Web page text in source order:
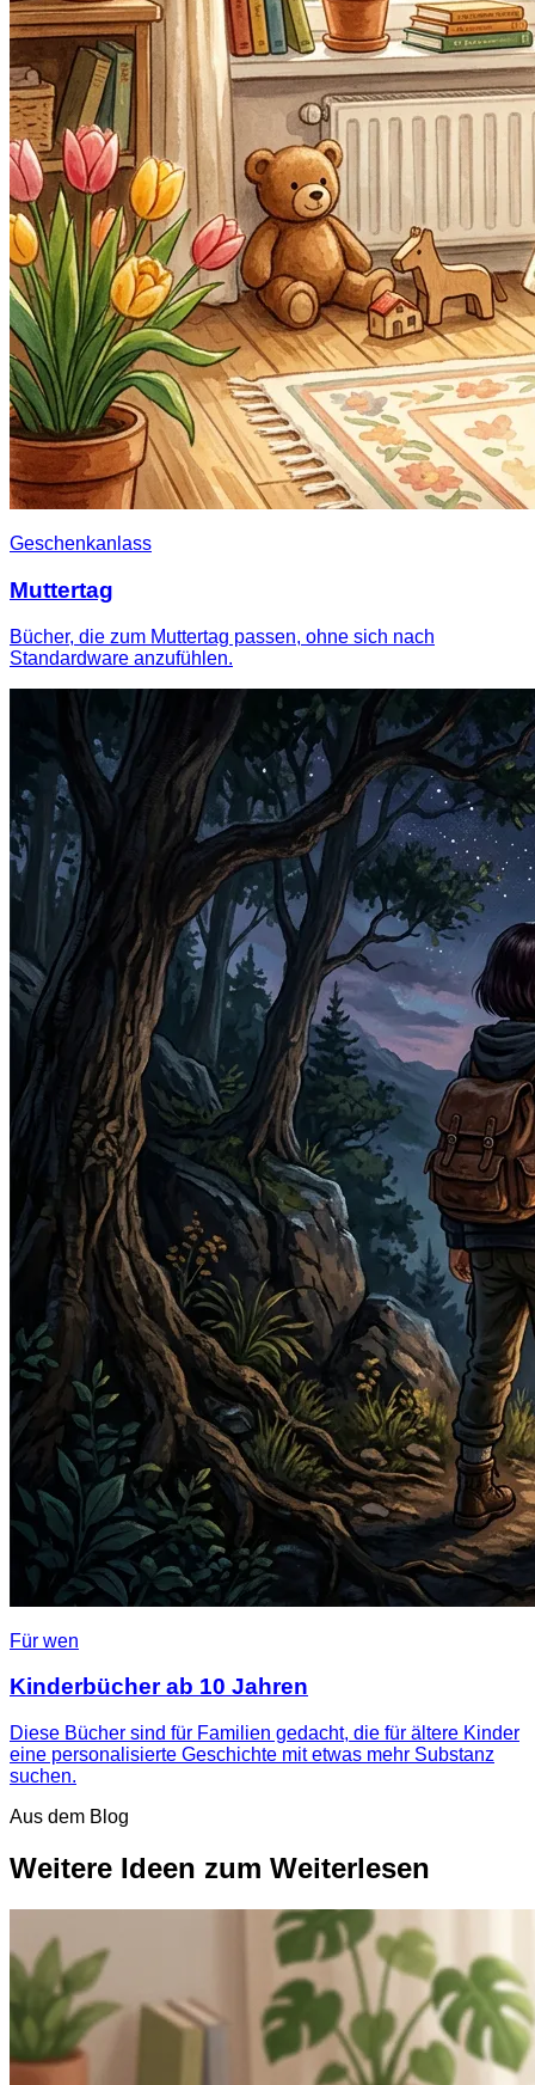
Geschenkanlass
Muttertag
Bücher, die zum Muttertag passen, ohne sich nach
Standardware anzufühlen.
Für wen
Kinderbücher ab 10 Jahren
Diese Bücher sind für Familien gedacht, die für ältere Kinder
eine personalisierte Geschichte mit etwas mehr Substanz
suchen.
Aus dem Blog
Weitere Ideen zum Weiterlesen